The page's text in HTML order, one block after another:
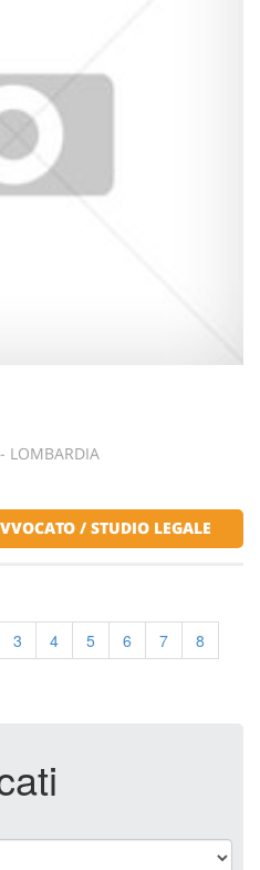
LOMBARDIA
/ STUDIO LEGALE
3 4 5 6 7
8